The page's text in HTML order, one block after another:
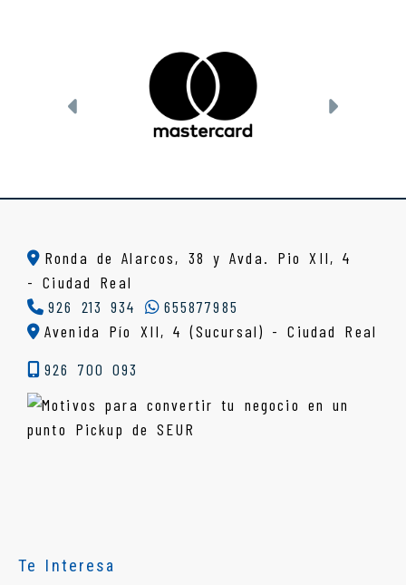
Anterior
Ronda de Alarcos, 38 y Avda. Pio XII, 4
-Ciudad Real
926 213 934
655877985
Avenida Pío XII, 4 (Sucursal) - Ciudad Real
926 700 093
Te Interesa